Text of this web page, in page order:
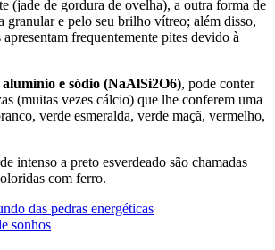
(jade de gordura de ovelha), a outra forma de
granular e pelo seu brilho vítreo; além disso,
frequentemente pites devido à
alumínio e sódio (NaAlSi2O6), pode conter
(muitas vezes cálcio) que lhe conferem uma
verde esmeralda, verde maçã, vermelho,
intenso a preto esverdeado são chamadas
com ferro.
das pedras energéticas
sonhos